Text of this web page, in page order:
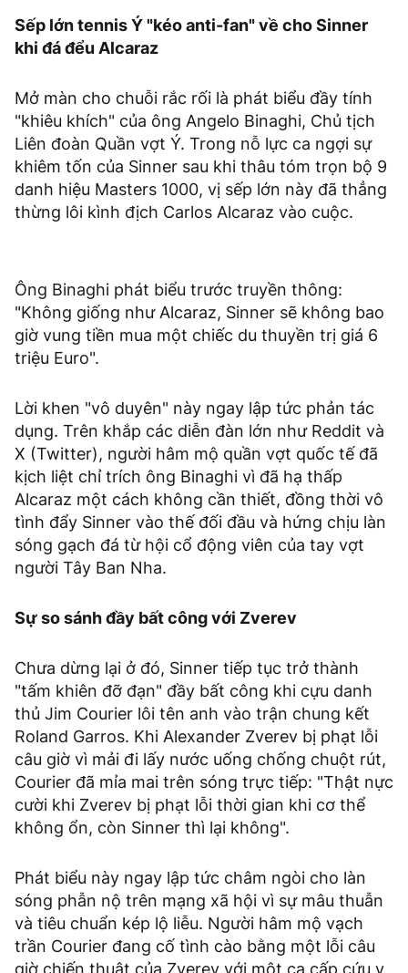
Sếp lớn tennis Ý "kéo anti-fan" về cho Sinner
khi đá đểu Alcaraz
Mở màn cho chuỗi rắc rối là phát biểu đầy tính
"khiêu khích" của ông Angelo Binaghi, Chủ tịch
Liên đoàn Quần vợt Ý. Trong nỗ lực ca ngợi sự
khiêm tốn của Sinner sau khi thâu tóm trọn bộ 9
danh hiệu Masters 1000, vị sếp lớn này đã thẳng
thừng lôi kình địch Carlos Alcaraz vào cuộc.
Ông Binaghi phát biểu trước truyền thông:
"Không giống như Alcaraz, Sinner sẽ không bao
giờ vung tiền mua một chiếc du thuyền trị giá 6
triệu Euro".
Lời khen "vô duyên" này ngay lập tức phản tác
dụng. Trên khắp các diễn đàn lớn như Reddit và
X (Twitter), người hâm mộ quần vợt quốc tế đã
kịch liệt chỉ trích ông Binaghi vì đã hạ thấp
Alcaraz một cách không cần thiết, đồng thời vô
tình đẩy Sinner vào thế đối đầu và hứng chịu làn
sóng gạch đá từ hội cổ động viên của tay vợt
người Tây Ban Nha.
Sự so sánh đầy bất công với Zverev
Chưa dừng lại ở đó, Sinner tiếp tục trở thành
"tấm khiên đỡ đạn" đầy bất công khi cựu danh
thủ Jim Courier lôi tên anh vào trận chung kết
Roland Garros. Khi Alexander Zverev bị phạt lỗi
câu giờ vì mải đi lấy nước uống chống chuột rút,
Courier đã mỉa mai trên sóng trực tiếp: "Thật nực
cười khi Zverev bị phạt lỗi thời gian khi cơ thể
không ổn, còn Sinner thì lại không".
Phát biểu này ngay lập tức châm ngòi cho làn
sóng phẫn nộ trên mạng xã hội vì sự mâu thuẫn
và tiêu chuẩn kép lộ liễu. Người hâm mộ vạch
trần Courier đang cố tình cào bằng một lỗi câu
giờ chiến thuật của Zverev với một ca cấp cứu y